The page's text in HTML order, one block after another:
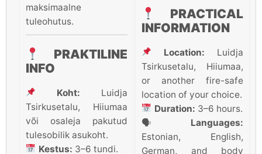
maksimaalne
tuleohutus.
PRAKTILINE
INFO
Koht: Luidja
Tsirkusetalu, Hiiumaa
või osaleja pakutud
tulesobilik asukoht.
Kestus: 3–6 tundi.
PRACTICAL
INFORMATION
Location: Luidja
Tsirkusetalu, Hiiumaa,
or another fire-safe
location of your choice.
Duration: 3–6 hours.
🗣 Languages:
Estonian, English,
German, and body